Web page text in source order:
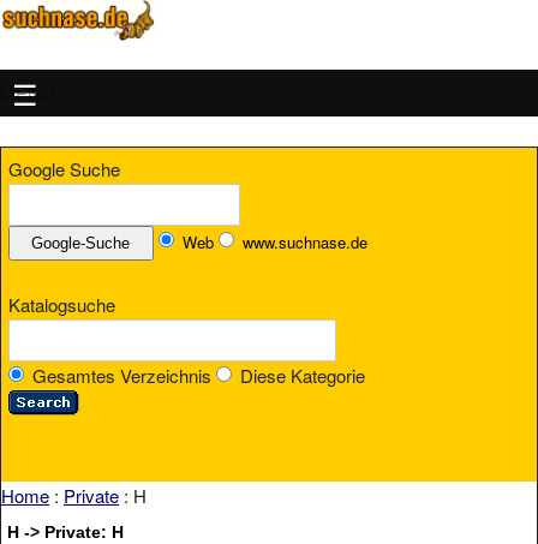
MENU
Google Suche
Web www.suchnase.de
Katalogsuche
Gesamtes Verzeichnis Diese Kategorie
Home : Private : H
H -> Private: H